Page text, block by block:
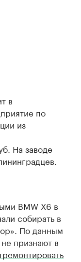
в
по
из
На заводе
BMW X6 в
собирать в
По данным
признают в